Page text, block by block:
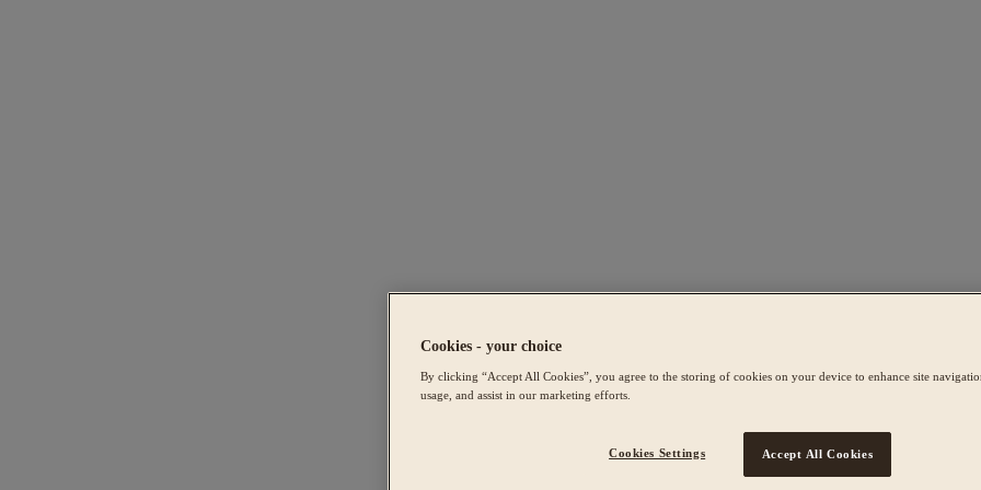
Cookies - your choice
By clicking “Accept All Cookies”, you agree to the storing of cookies on your device to enhance site
usage, and assist in our marketing efforts.
Cookies Settings Accept All Cookies